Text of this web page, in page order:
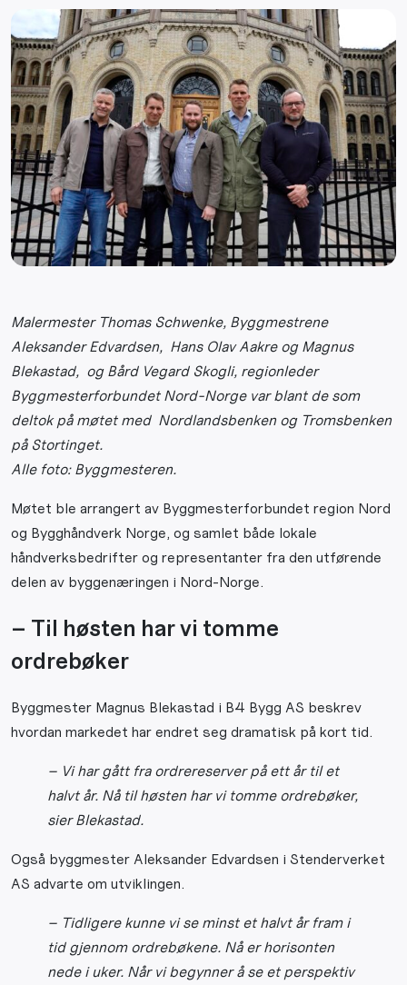
Malermester Thomas Schwenke, Byggmestrene
Aleksander Edvardsen, Hans Olav Aakre og Magnus
Blekastad, og Bård Vegard Skogli, regionleder
Byggmesterforbundet Nord-Norge var blant de som
deltok på møtet med Nordlandsbenken og Tromsbenken
på Stortinget.
Alle foto: Byggmesteren.
Møtet ble arrangert av Byggmesterforbundet region Nord
og Bygghåndverk Norge, og samlet både lokale
håndverksbedrifter og representanter fra den utførende
delen av byggenæringen i Nord-Norge.
– Til høsten har vi tomme
ordrebøker
Byggmester Magnus Blekastad i B4 Bygg AS beskrev
hvordan markedet har endret seg dramatisk på kort tid.
– Vi har gått fra ordrereserver på ett år til et
halvt år. Nå til høsten har vi tomme ordrebøker,
sier Blekastad.
Også byggmester Aleksander Edvardsen i Stenderverket
AS advarte om utviklingen.
– Tidligere kunne vi se minst et halvt år fram i
tid gjennom ordrebøkene. Nå er horisonten
nede i uker. Når vi begynner å se et perspektiv